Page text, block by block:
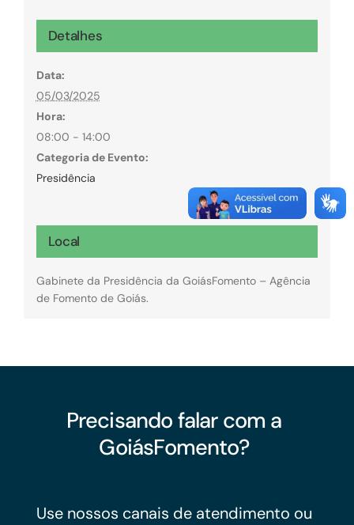
Detalhes
Data:
05/03/2025
Hora:
08:00 - 14:00
Categoria de Evento:
Presidência
Local
Gabinete da Presidência da GoiásFomento – Agência
de Fomento de Goiás.
Precisando falar com a
GoiásFomento?
Use nossos canais de atendimento ou